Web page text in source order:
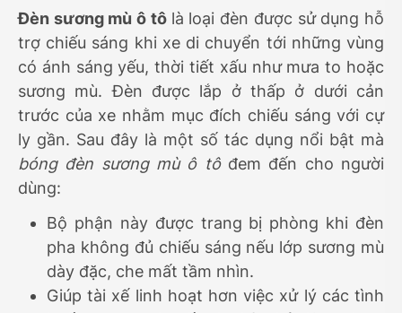
Đèn sương mù ô tô là loại đèn được sử dụng hỗ
trợ chiếu sáng khi xe di chuyển tới những vùng
có ánh sáng yếu, thời tiết xấu như mưa to hoặc
sương mù. Đèn được lắp ở thấp ở dưới cản
trước của xe nhằm mục đích chiếu sáng với cự
ly gần. Sau đây là một số tác dụng nổi bật mà
bóng đèn sương mù ô tô đem đến cho người
dùng:
Bộ phận này được trang bị phòng khi đèn
pha không đủ chiếu sáng nếu lớp sương mù
dày đặc, che mất tầm nhìn.
Giúp tài xế linh hoạt hơn việc xử lý các tình